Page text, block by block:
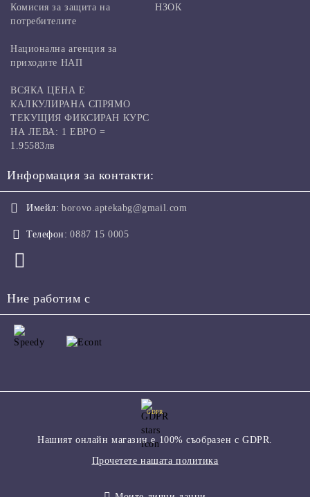
Комисия за защита на
потребителите
НЗОК
Национална агенция за
приходите НАП
ВСЯКА ЦЕНА Е
КАЛКУЛИРАНА СПРЯМО
ТЕКУЩИЯ ФИКСИРАН КУРС
НА ЛЕВА: 1 ЕВРО =
1.95583лв
Информация за контакти:
Имейл: borovo.aptekabg@gmail.com
Телефон: 0887 15 0005
Ние работим с
GDPR
Нашият онлайн магазин е 100% съобразен с GDPR.
Прочетете нашата политика